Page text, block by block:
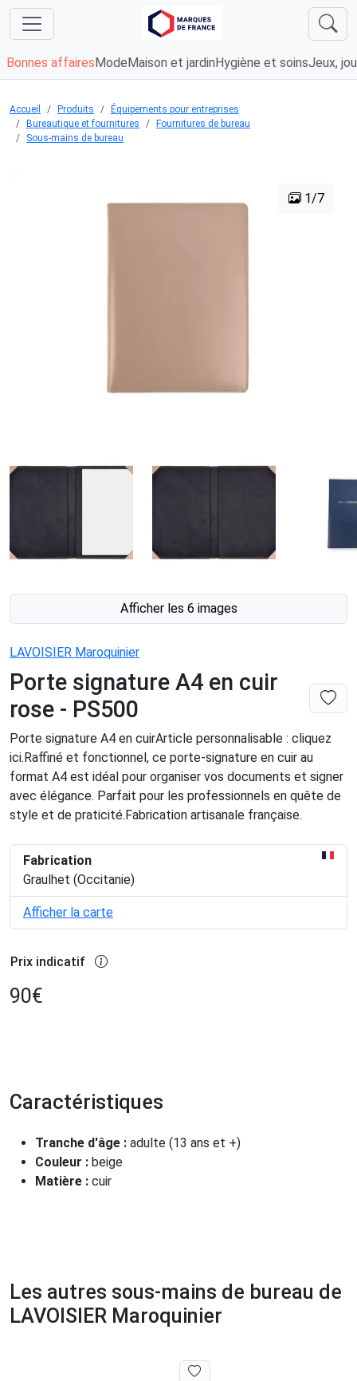
Bonnes affaires Mode Maison et jardin Hygiène et soinsJeux,
Accueil Produits
Équipements pour entreprises
Bureautique et fournitures
Fournitures de bureau
Sous-mains de bureau
1/7
Afficher les 6 images
LAVOISIER Maroquinier
Porte signature A4 en cuir
rose - PS500
Porte signature A4 en cuirArticle personnalisable : cliquez
ici.Raffiné et fonctionnel, ce porte-signature en cuir au
format A4 est idéal pour organiser vos documents et signer
avec élégance. Parfait pour les professionnels en quête de
style et de praticité.Fabrication artisanale française.
Fabrication
Graulhet (Occitanie)
Afficher la carte
Prix indicatif
90€
Caractéristiques
Tranche d'âge : adulte (13 ans et +)
Couleur : beige
Matière : cuir
Les autres sous-mains de bureau de
LAVOISIER Maroquinier